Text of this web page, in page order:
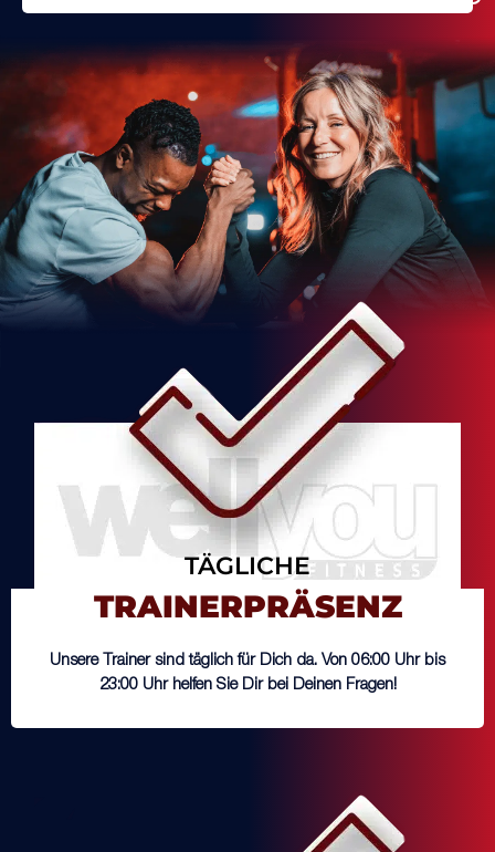
TÄGLICHE
TRAINERPRÄSENZ
Unsere Trainer sind täglich für Dich da. Von 06:00 Uhr bis
23:00 Uhr helfen Sie Dir bei Deinen Fragen!